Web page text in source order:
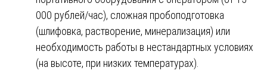
000 рублей/час), сложная пробоподготовка
(шлифовка, растворение, минерализация) или
необходимость работы в нестандартных условиях
(на высоте, при низких температурах).